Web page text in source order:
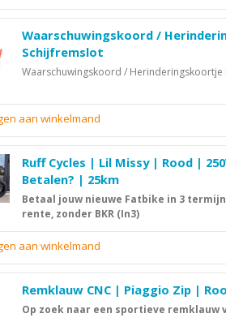
Waarschuwingskoord /
Schijfremslot
Waarschuwingskoord / Herinderingskoortje
aan winkelmand
Ruff Cycles | Lil Missy | Rood |
Betalen? | 25km
Betaal jouw nieuwe Fatbike in 3
rente, zonder BKR (In3)
aan winkelmand
Remklauw CNC | Piaggio Zip |
Op zoek naar een sportieve remklauw